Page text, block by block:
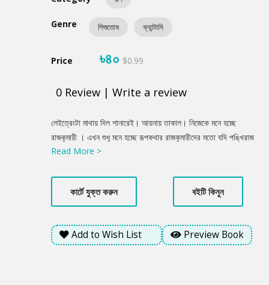
Genre শিশুতোষ ফ্যান্টাসি
Price ৳৪০ $0.99
0 Review | Write a review
Product
Summery
লেইত্রেংটা মাথায় দিল শানারেই। আয়নায় তাকাল। নিজেকে মনে হচ্ছে
রাজকুমারী । এখন শুধু মনে হচ্ছে রূপকথার রাজকুমারীদের মতো যদি পঙ্খিরাজ
ঘোড়ায় চড়ে পৃথিবীর এক প্রান্ত থেকে আরেক প্রান্তে উড়ে যাওয়া যেত, ইশ!
পাশেই আছে। “তোমার কি ইচ্ছেপূরণ করতে চাও? "
Read More >
কার্টে যুক্ত করুন বইটি কিনুন
Add to Wish List Preview Book